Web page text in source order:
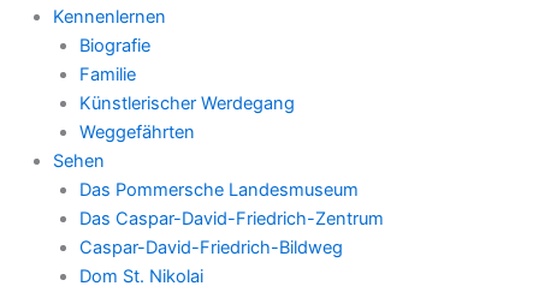
Kennenlernen
Biografie
Familie
Künstlerischer Werdegang
Weggefährten
Sehen
Das Pommersche Landesmuseum
Das Caspar-David-Friedrich-Zentrum
Caspar-David-Friedrich-Bildweg
Dom St. Nikolai